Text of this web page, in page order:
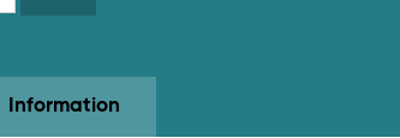
Information